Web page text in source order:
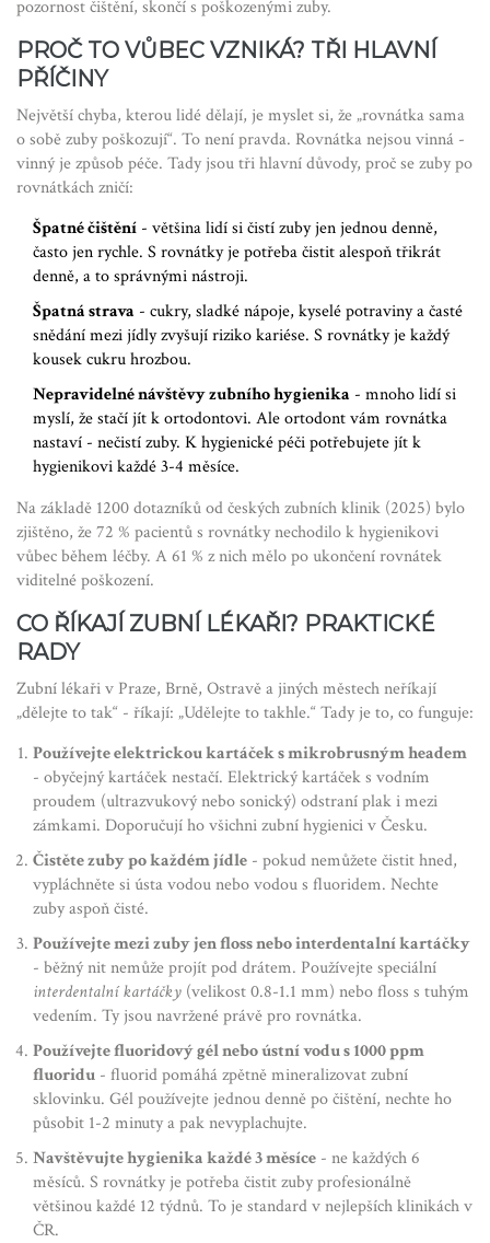
pozornost čištění, skončí s poškozenými zuby.
PROČ TO VŮBEC VZNIKÁ? TŘI HLAVNÍ
PŘÍČINY
Největší chyba, kterou lidé dělají, je myslet si, že „rovnátka sama
o sobě zuby poškozují“. To není pravda. Rovnátka nejsou vinná -
vinný je způsob péče. Tady jsou tři hlavní důvody, proč se zuby po
rovnátkách zničí:
Špatné čištění - většina lidí si čistí zuby jen jednou denně,
často jen rychle. S rovnátky je potřeba čistit alespoň třikrát
denně, a to správnými nástroji.
Špatná strava - cukry, sladké nápoje, kyselé potraviny a časté
snědání mezi jídly zvyšují riziko kariése. S rovnátky je každý
kousek cukru hrozbou.
Nepravidelné návštěvy zubního hygienika - mnoho lidí si
myslí, že stačí jít k ortodontovi. Ale ortodont vám rovnátka
nastaví - nečistí zuby. K hygienické péči potřebujete jít k
hygienikovi každé 3-4 měsíce.
Na základě 1200 dotazníků od českých zubních klinik (2025) bylo
zjištěno, že 72 % pacientů s rovnátky nechodilo k hygienikovi
vůbec během léčby. A 61 % z nich mělo po ukončení rovnátek
viditelné poškození.
CO ŘÍKAJÍ ZUBNÍ LÉKAŘI? PRAKTICKÉ
RADY
Zubní lékaři v Praze, Brně, Ostravě a jiných městech neříkají
„dělejte to tak“ - říkají: „Udělejte to takhle.“ Tady je to, co funguje:
Používejte elektrickou kartáček s mikrobrusným headem
- obyčejný kartáček nestačí. Elektrický kartáček s vodním
proudem (ultrazvukový nebo sonický) odstraní plak i mezi
zámkami. Doporučují ho všichni zubní hygienici v Česku.
Čistěte zuby po každém jídle - pokud nemůžete čistit hned,
vypláchněte si ústa vodou nebo vodou s fluoridem. Nechte
zuby aspoň čisté.
Používejte mezi zuby jen floss nebo interdentalní kartáčky
- běžný nit nemůže projít pod drátem. Používejte speciální
interdentalní kartáčky (velikost 0.8-1.1 mm) nebo floss s tuhým
vedením. Ty jsou navržené právě pro rovnátka.
Používejte fluoridový gél nebo ústní vodu s 1000 ppm
fluoridu - fluorid pomáhá zpětně mineralizovat zubní
sklovinku. Gél používejte jednou denně po čištění, nechte ho
působit 1-2 minuty a pak nevyplachujte.
Navštěvujte hygienika každé 3 měsíce - ne každých 6
měsíců. S rovnátky je potřeba čistit zuby profesionálně
většinou každé 12 týdnů. To je standard v nejlepších klinikách v
ČR.